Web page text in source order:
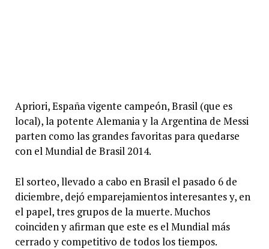
Apriori, España vigente campeón, Brasil (que es
local), la potente Alemania y la Argentina de Messi
parten como las grandes favoritas para quedarse
con el Mundial de Brasil 2014.
El sorteo, llevado a cabo en Brasil el pasado 6 de
diciembre, dejó emparejamientos interesantes y, en
el papel, tres grupos de la muerte. Muchos
coinciden y afirman que este es el Mundial más
cerrado y competitivo de todos los tiempos.